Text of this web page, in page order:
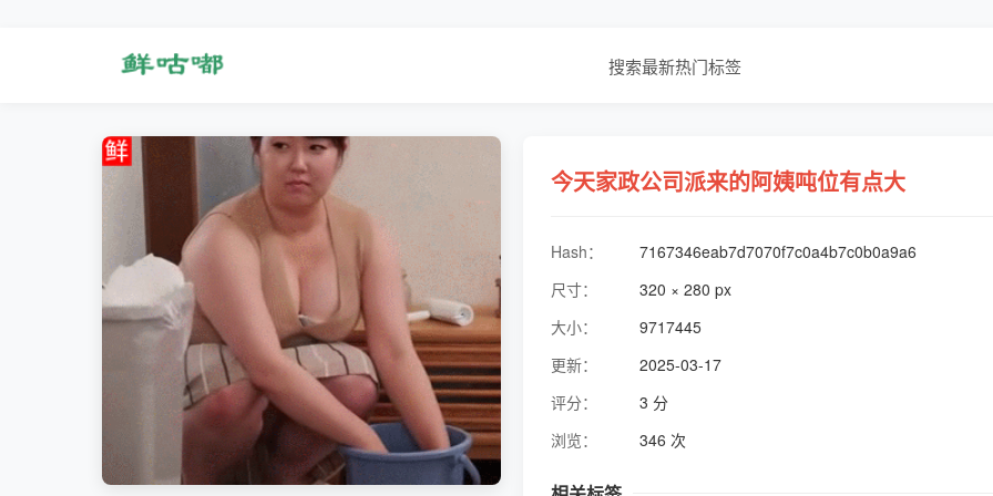
搜索最新热门标签
今天家政公司派来的阿姨吨位有点大
Hash：
7167346eab7d7070f7c0a4b7c0b0a9a6
尺寸：
320 × 280 px
大小：
9717445
更新：
2025-03-17
评分：
3 分
浏览：
346 次